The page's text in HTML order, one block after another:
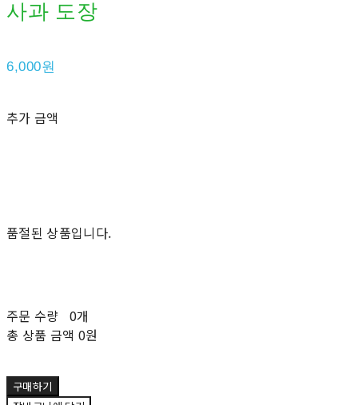
사과 도장
6,000원
추가 금액
품절된 상품입니다.
주문 수량 0개
총 상품 금액 0원
구매하기